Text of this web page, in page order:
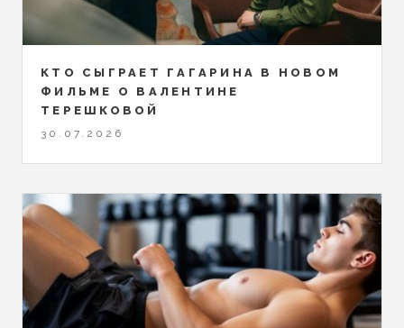
КТО СЫГРАЕТ ГАГАРИНА В НОВОМ
ФИЛЬМЕ О ВАЛЕНТИНЕ
ТЕРЕШКОВОЙ
30.07.2026